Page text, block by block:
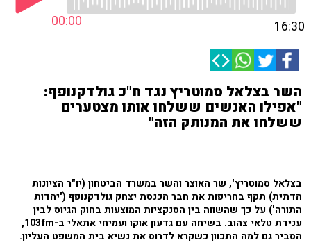
00:00 16:30
השר בצלאל סמוטריץ נגד ח"כ גולדקנופף:
"אפילו האנשים ששלחו אותו מצטערים
ששלחו את המנותק הזה"
בצלאל סמוטריץ', שר האוצר והשר במשרד הביטחון (יו"ר הציונות
הדתית) תקף בחריפות את חבר הכנסת יצחק גולדקנופף ('יהדות
התורה') על כך שהשווה בין הסנקציות המוצעות בחוק הגיוס לבין
ענידת טלאי צהוב. בשיחה עם גדעון אוקו ועמיחי אתאלי ב-103fm,
הסביר גם למה התכוון כשקרא לדרוס את נשיא בית המשפט העליון.